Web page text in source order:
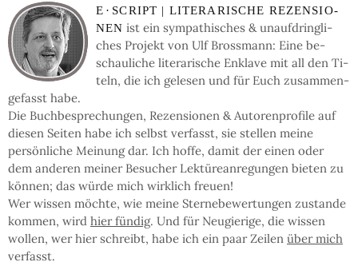
E · SCRIPT | LI­TE­RA­RI­SCHE RE­ZEN­SIO­
NEN ist ein sym­pa­thi­sches & un­auf­dring­li­
ches Pro­jekt von Ulf Bross­mann: Eine be­
schau­li­che li­te­ra­ri­sche En­kla­ve mit all den Ti­
teln, die ich ge­le­sen und für Euch zu­sam­men­
ge­fasst habe.
Die Buch­be­spre­chun­gen, Re­zen­sio­nen & Auto­ren­pro­fi­le auf
die­sen Sei­ten ha­be ich selbst ver­fasst, sie stel­len mei­ne
persön­li­che Mei­nung dar. Ich hof­fe, da­mit der einen oder
dem an­de­ren mei­ner Be­su­cher Lek­türe­an­re­gun­gen bie­ten zu
kön­nen; das wür­de mich wirk­lich freu­en!
Wer wis­sen möchte, wie mei­ne Ster­ne­be­wer­tun­gen zu­stan­de
kom­men, wird hier fün­dig. Und für Neu­gie­ri­ge, die wis­sen
wol­len, wer hier schreibt, ha­be ich ein paar Zei­len über mich
ver­fasst.